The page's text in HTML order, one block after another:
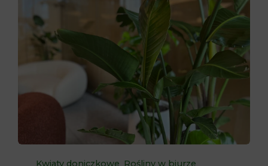
Category
Kwiaty doniczkowe Rośliny w biurze